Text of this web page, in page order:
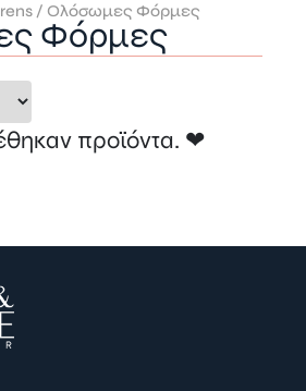
/ Ολόσωμες Φόρμες
Φόρμες
προϊόντα. ❤︎